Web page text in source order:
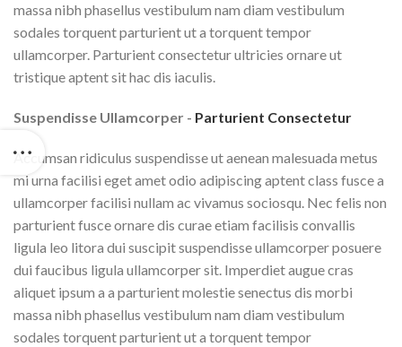
massa nibh phasellus vestibulum nam diam vestibulum
sodales torquent parturient ut a torquent tempor
ullamcorper. Parturient consectetur ultricies ornare ut
tristique aptent sit hac dis iaculis.
Suspendisse Ullamcorper - Parturient Consectetur
Accumsan ridiculus suspendisse ut aenean malesuada metus
mi urna facilisi eget amet odio adipiscing aptent class fusce a
ullamcorper facilisi nullam ac vivamus sociosqu. Nec felis non
parturient fusce ornare dis curae etiam facilisis convallis
ligula leo litora dui suscipit suspendisse ullamcorper posuere
dui faucibus ligula ullamcorper sit. Imperdiet augue cras
aliquet ipsum a a parturient molestie senectus dis morbi
massa nibh phasellus vestibulum nam diam vestibulum
sodales torquent parturient ut a torquent tempor